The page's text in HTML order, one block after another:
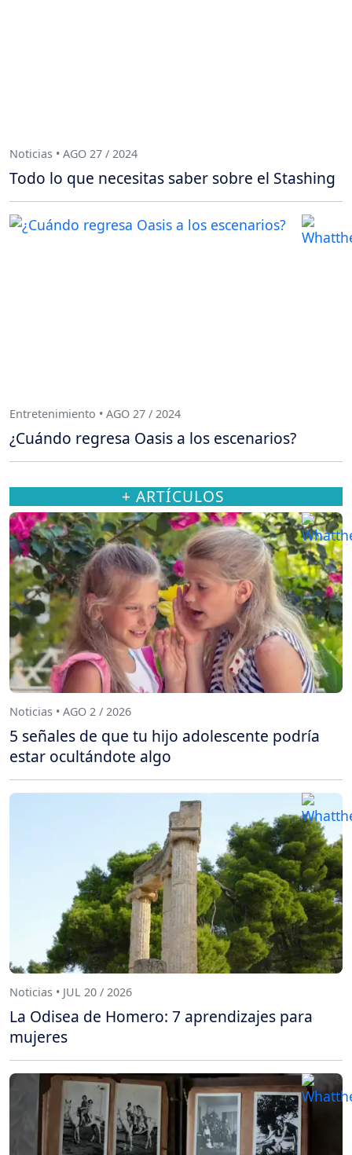
Noticias • AGO 27 / 2024
Todo lo que necesitas saber sobre el Stashing
Entretenimiento • AGO 27 / 2024
¿Cuándo regresa Oasis a los escenarios?
+ ARTÍCULOS
Noticias • AGO 2 / 2026
5 señales de que tu hijo adolescente podría
estar ocultándote algo
Noticias • JUL 20 / 2026
La Odisea de Homero: 7 aprendizajes para
mujeres